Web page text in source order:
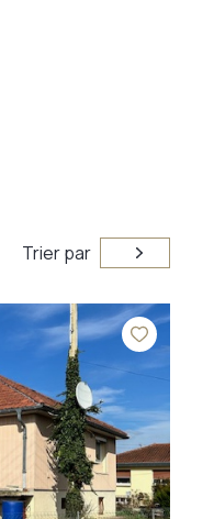
Trier par